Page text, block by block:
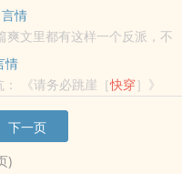
新章节并且提供无弹窗阅
不代表八二小说网赞同或者
言情
爽文里都有这样一个反派，不
死，最后沦为踏脚石悲惨收
是气运之子还是逆天改命，
情
钱》<br> 待开新坑： 《请务必跳崖［快穿］》
： 《跳崖不要瞄准我的田[
下一页
)